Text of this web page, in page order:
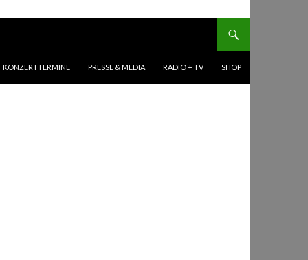
KONZERTTERMINE PRESSE & MEDIA RADIO + TV SHOP